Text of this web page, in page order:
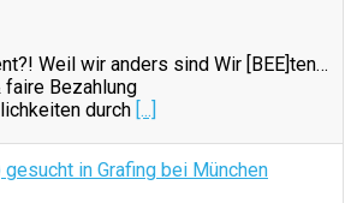
Weil wir anders sind Wir [BEE]ten…
Bezahlung
durch [...]
in Grafing bei München